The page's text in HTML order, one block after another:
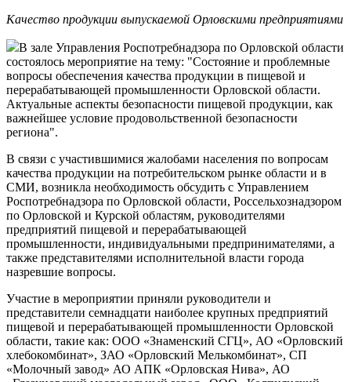
Качество продукции выпускаемой Орловскими предприятиями
В зале Управления Роспотребнадзора по Орловской области
состоялось мероприятие на тему: "Состояние и проблемные
вопросы обеспечения качества продукции в пищевой и
перерабатывающей промышленности Орловской области.
Актуальные аспекты безопасности пищевой продукции, как
важнейшее условие продовольственной безопасности
региона".
В связи с участившимися жалобами населения по вопросам
качества продукции на потребительском рынке области и в
СМИ, возникла необходимость обсудить с Управлением
Роспотребнадзора по Орловской области, Россельхознадзором
по Орловской и Курской областям, руководителями
предприятий пищевой и перерабатывающей
промышленности, индивидуальными предпринимателями, а
также представителями исполнительной власти города
назревшие вопросы.
Участие в мероприятии приняли руководители и
представители семнадцати наиболее крупных предприятий
пищевой и перерабатывающей промышленности Орловской
области, такие как: ООО «Знаменский СГЦ», АО «Орловский
хлебокомбинат», ЗАО «Орловский Мелькомбинат», СП
«Молочный завод» АО АПК «Орловская Нива», АО